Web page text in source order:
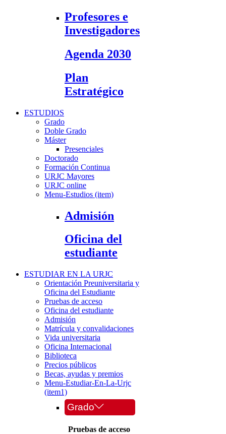
Profesores e
Investigadores
Agenda 2030
Plan
Estratégico
ESTUDIOS
Grado
Doble Grado
Máster
Presenciales
Doctorado
Formación Continua
URJC Mayores
URJC online
Menu-Estudios (item)
Admisión
Oficina del
estudiante
ESTUDIAR EN LA URJC
Orientación Preuniversitaria y
Oficina del Estudiante
Pruebas de acceso
Oficina del estudiante
Admisión
Matrícula y convalidaciones
Vida universitaria
Oficina Internacional
Biblioteca
Precios públicos
Becas, ayudas y premios
Menu-Estudiar-En-La-Urjc
(item1)
Grado
Pruebas de acceso